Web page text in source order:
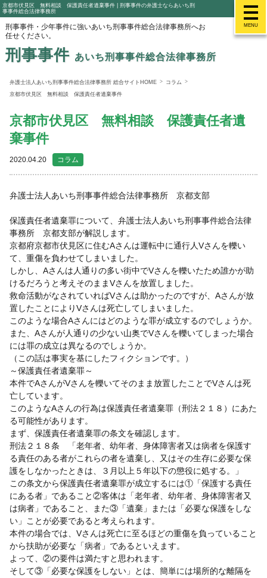
MENU
京都市伏見区 無料相談 保護責任者遺棄事件 | 刑事事件の弁護士ならあいち刑
事事件総合法律事務所
刑事事件・少年事件に強いあいち刑事事件総合法律事務所へお
任せください。
刑事事件 あいち刑事事件総合法律事務所
弁護士法人あいち刑事事件総合法律事務所 総合サイトHOME
コラム
京都市伏見区 無料相談 保護責任者遺棄事件
京都市伏見区 無料相談 保護責任者遺
棄事件
2020.04.20 コラム
弁護士法人あいち刑事事件総合法律事務所 京都支部
保護責任者遺棄罪について、弁護士法人あいち刑事事件総合法律
事務所 京都支部が解説します。
京都府京都市伏見区に住むAさんは運転中に通行人Vさんを轢い
て、重傷を負わせてしまいました。
しかし、Aさんは人通りの多い街中でVさんを轢いたため誰かが助
けるだろうと考えそのままVさんを放置しました。
救命活動がなされていればVさんは助かったのですが、Aさんが放
置したことによりVさんは死亡してしまいました。
このような場合Aさんにはどのような罪が成立するのでしょうか。
また、Aさんが人通りの少ない山奥でVさんを轢いてしまった場合
には罪の成立は異なるのでしょうか。
（この話は事実を基にしたフィクションです。）
～保護責任者遺棄罪～
本件でAさんがVさんを轢いてそのまま放置したことでVさんは死
亡しています。
このようなAさんの行為は保護責任者遺棄罪（刑法２１８）にあた
る可能性があります。
まず、保護責任者遺棄罪の条文を確認します。
刑法２１８条 「老年者、幼年者、身体障害者又は病者を保護す
る責任のある者がこれらの者を遺棄し、又はその生存に必要な保
護をしなかったときは、３月以上５年以下の懲役に処する。」
この条文から保護責任者遺棄罪が成立するには①「保護する責任
にある者」であること②客体は「老年者、幼年者、身体障害者又
は病者」であること、また③「遺棄」または「必要な保護をしな
い」ことが必要であると考えられます。
本件の場合では、Vさんは死亡に至るほどの重傷を負っていること
から扶助が必要な「病者」であるといえます。
よって、②の要件は満たすと思われます。
そして③「必要な保護をしない」とは、簡単には場所的な離隔を